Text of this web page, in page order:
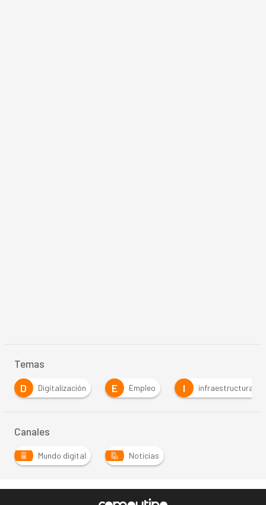
Temas
D
Digitalización E Empleo I infraestructuras
Canales
Mundo digital
Noticias